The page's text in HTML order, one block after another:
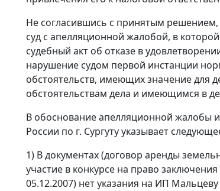
Не согласившись с принятым
суд с апелляционной жалобой, в
судебный акт об отказе в
нарушение судом первой инстанции
обстоятельств, имеющих значение для
обстоятельствам дела и имеющимся в
В обоснование апелляционной жалобы
России по г. Сургуту указывает
1) В документах (договор аренды
участие в конкурсе на право
05.12.2007) нет указания на ИП